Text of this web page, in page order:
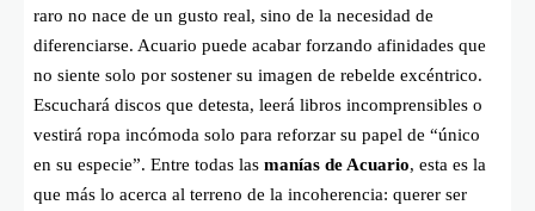
raro no nace de un gusto real, sino de la necesidad de
diferenciarse. Acuario puede acabar forzando afinidades que
no siente solo por sostener su imagen de rebelde excéntrico.
Escuchará discos que detesta, leerá libros incomprensibles o
vestirá ropa incómoda solo para reforzar su papel de “único
en su especie”. Entre todas las manías de Acuario, esta es la
que más lo acerca al terreno de la incoherencia: querer ser